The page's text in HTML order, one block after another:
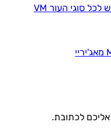
לכתובת.